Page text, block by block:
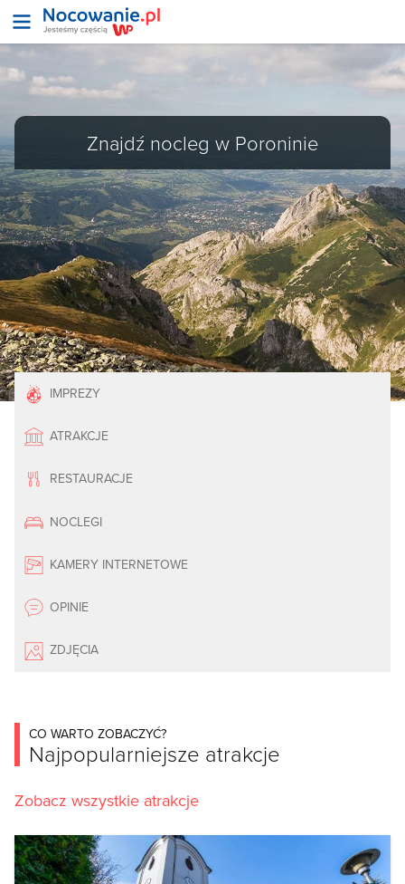
Znajdź nocleg w Poroninie
IMPREZY
ATRAKCJE
RESTAURACJE
NOCLEGI
KAMERY INTERNETOWE
OPINIE
ZDJĘCIA
CO WARTO ZOBACZYĆ?
Najpopularniejsze atrakcje
Zobacz wszystkie atrakcje